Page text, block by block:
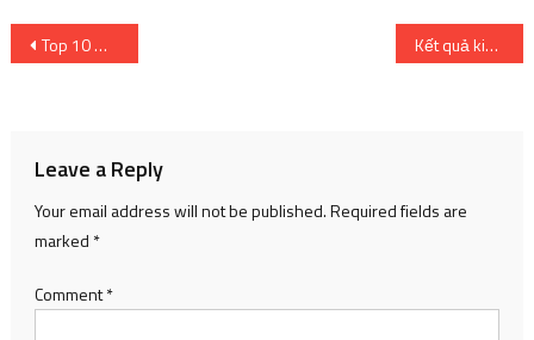
Post
Top 10 mỹ nhân dễ thương nhất thế giới Anime dựa trên đánh giá của người Nhật Kết quả kiểm tra! Ngày và lô phát hành
Leave a Reply
Your email address will not be published.Required fields are
marked *
Comment*